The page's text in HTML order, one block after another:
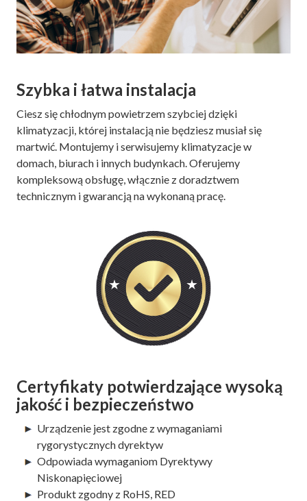
Szybka i łatwa instalacja
Ciesz się chłodnym powietrzem szybciej dzięki
klimatyzacji, której instalacją nie będziesz musiał się
martwić. Montujemy i serwisujemy klimatyzacje w
domach, biurach i innych budynkach. Oferujemy
kompleksową obsługę, włącznie z doradztwem
technicznym i gwarancją na wykonaną pracę.
Certyfikaty potwierdzające wysoką
jakość i bezpieczeństwo
Urządzenie jest zgodne z wymaganiami
rygorystycznych dyrektyw
Odpowiada wymaganiom Dyrektywy
Niskonapięciowej
Produkt zgodny z RoHS, RED